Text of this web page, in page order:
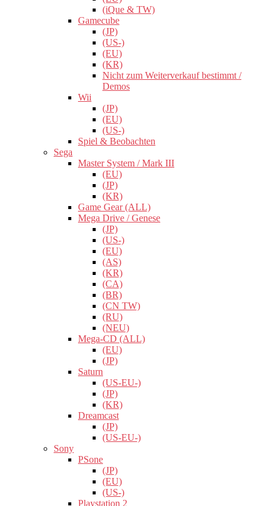
(iQue & TW)
Gamecube
(JP)
(US-)
(EU)
(KR)
Nicht zum Weiterverkauf bestimmt /
Demos
Wii
(JP)
(EU)
(US-)
Spiel & Beobachten
Sega
Master System / Mark III
(EU)
(JP)
(KR)
Game Gear (ALL)
Mega Drive / Genese
(JP)
(US-)
(EU)
(AS)
(KR)
(CA)
(BR)
(CN TW)
(RU)
(NEU)
Mega-CD (ALL)
(EU)
(JP)
Saturn
(US-EU-)
(JP)
(KR)
Dreamcast
(JP)
(US-EU-)
Sony
PSone
(JP)
(EU)
(US-)
Playstation 2